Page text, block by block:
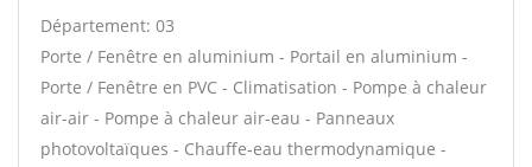
Département: 03
Porte / Fenêtre en aluminium - Portail en aluminium -
Porte / Fenêtre en PVC - Climatisation - Pompe à chaleur
air-air - Pompe à chaleur air-eau - Panneaux
photovoltaïques - Chauffe-eau thermodynamique -